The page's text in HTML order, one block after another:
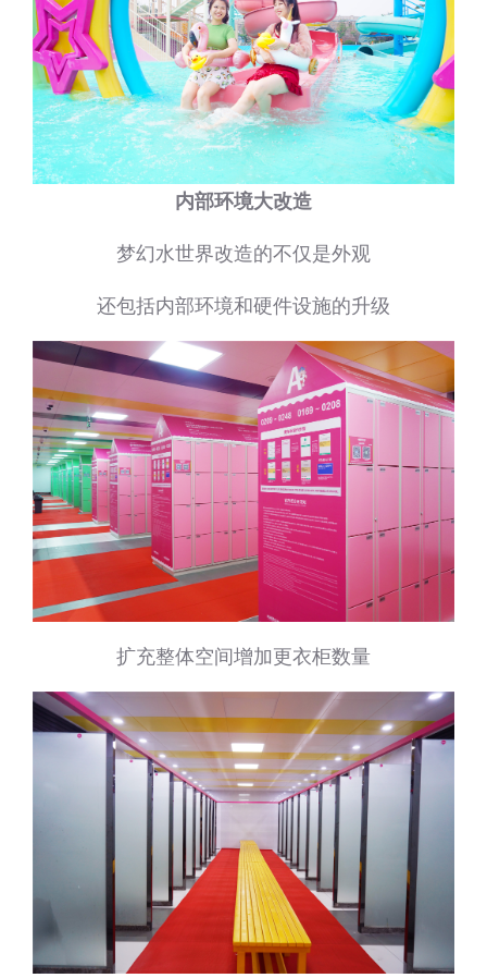
内部环境大改造
梦幻水世界改造的不仅是外观
还包括内部环境和硬件设施的升级
扩充整体空间增加更衣柜数量